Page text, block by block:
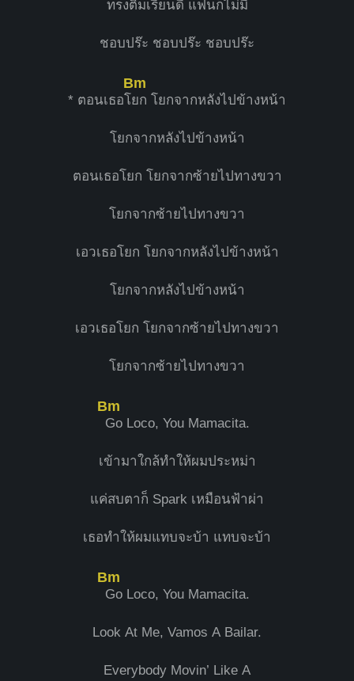
ทรงติ๋มเรียนดี แฟนก็ไม่มี
ชอบปร๊ะ ชอบปร๊ะ ชอบปร๊ะ
* ตอนเธอโ
Bm
ยก โยกจากหลังไปข้างหน้า
โยกจากหลังไปข้างหน้า
ตอนเธอโยก โยกจากซ้ายไปทางขวา
โยกจากซ้ายไปทางขวา
เอวเธอโยก โยกจากหลังไปข้างหน้า
โยกจากหลังไปข้างหน้า
เอวเธอโยก โยกจากซ้ายไปทางขวา
โยกจากซ้ายไปทางขวา
Bm
Go Loco, You Mamacita.
เข้ามาใกล้ทำให้ผมประหม่า
แค่สบตาก็ Spark เหมือนฟ้าผ่า
เธอทำให้ผมแทบจะบ้า แทบจะบ้า
Bm
Go Loco, You Mamacita.
Look At Me, Vamos A Bailar.
Everybody Movin’ Like A